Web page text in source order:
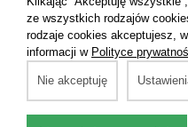
Massey Ferguson
Massey Ferguson
Massey Ferguson
Massey Ferguson 6110
Massey Ferguson 6110
ze wszystkich rodzajów
rodzaje cookies akceptujesz,
informacji w Polityce
Nie akceptuję